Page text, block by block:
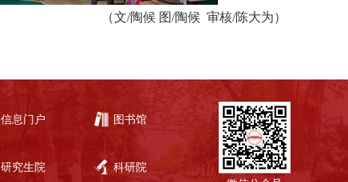
（文/陶候 图/陶候 审核/陈大为）
图书馆
科研院
信息门户
研究生院